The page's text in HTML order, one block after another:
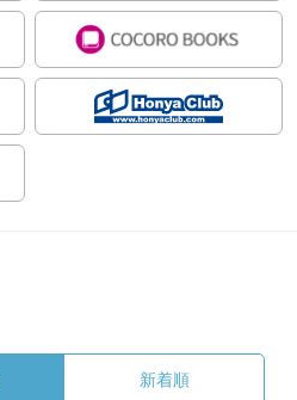
新着順